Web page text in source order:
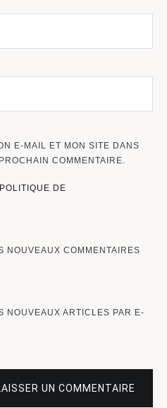
E-MAIL ET MON SITE DANS
COMMENTAIRE.
POLITIQUE DE
NOUVEAUX COMMENTAIRES
NOUVEAUX ARTICLES PAR E-
UN COMMENTAIRE